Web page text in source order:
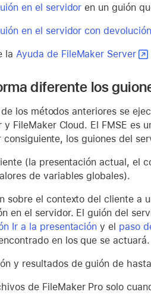
en el servidor en un guión
en el servidor con
la Ayuda de FileMaker Server
diferente los
los métodos anteriores se
FileMaker Cloud. El FMSE es
los guiones del
(la presentación actual, el
de variables globales).
sobre el contexto del cliente a
en el servidor. El guión del
Ir a la presentación y el paso
en los que se actuará.
y resultados de guión de
de FileMaker Pro solo